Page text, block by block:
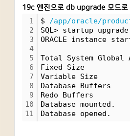
19c 엔진으로 db upgrade 모드로
1
2
3
4
5
6
7
8
9
10
11
$ /app/oracle/
SQL> startup upgrade
ORACLE instance
Total System Global
Fixed
Variable
Database
Redo
Database mounted.
Database opened.